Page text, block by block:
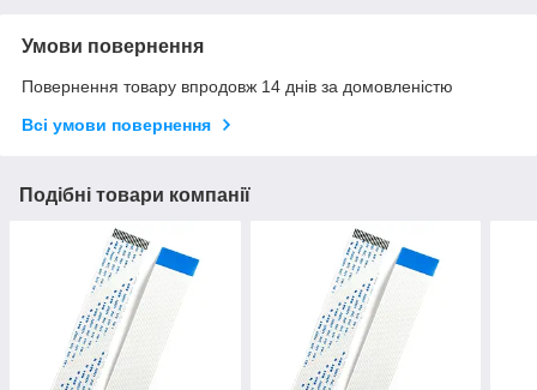
Умови повернення
Повернення товару впродовж 14 днів за домовленістю
Всі умови повернення
Подібні товари компанії